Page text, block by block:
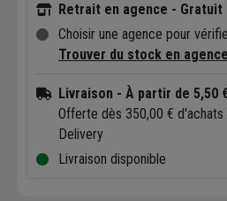
Retrait en agence - Gratuit
Choisir une agence pour
Trouver du stock en agence
Livraison - À partir de 5,50
Offerte dès 350,00 € d'achats
Delivery
Livraison disponible